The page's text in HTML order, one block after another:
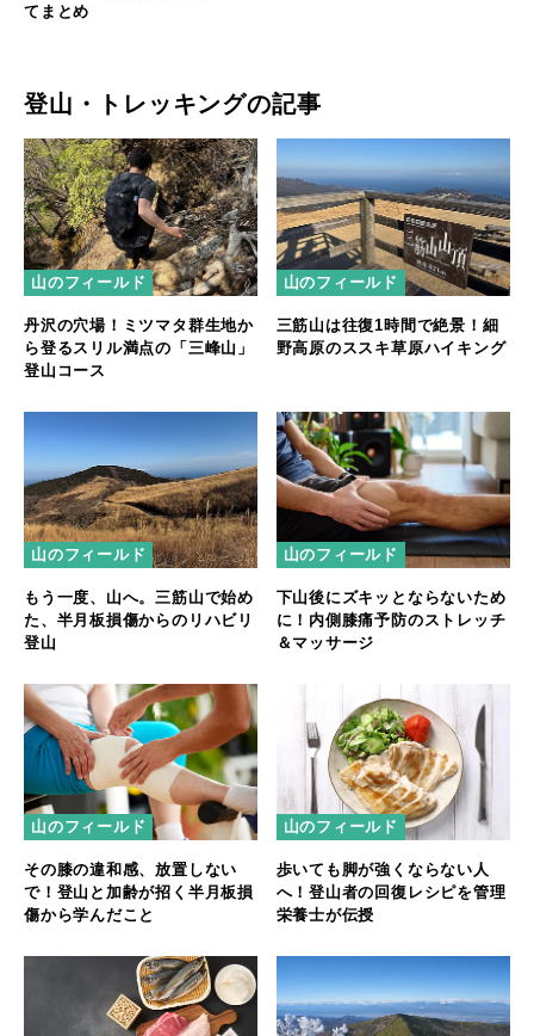
てまとめ
登山・トレッキングの記事
山のフィールド
丹沢の穴場！ミツマタ群生地か
ら登るスリル満点の「三峰山」
登山コース
山のフィールド
三筋山は往復1時間で絶景！細
野高原のススキ草原ハイキング
山のフィールド
もう一度、山へ。三筋山で始め
た、半月板損傷からのリハビリ
登山
山のフィールド
下山後にズキッとならないため
に！内側膝痛予防のストレッチ
＆マッサージ
山のフィールド
その膝の違和感、放置しない
で！登山と加齢が招く半月板損
傷から学んだこと
山のフィールド
歩いても脚が強くならない人
へ！登山者の回復レシピを管理
栄養士が伝授